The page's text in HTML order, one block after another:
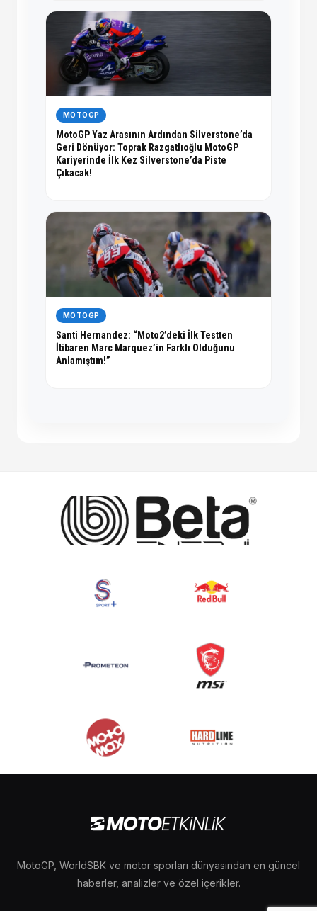
MOTOGP
MotoGP Yaz Arasının Ardından Silverstone’da
Geri Dönüyor: Toprak Razgatlıoğlu MotoGP
Kariyerinde İlk Kez Silverstone’da Piste
Çıkacak!
MOTOGP
Santi Hernandez: “Moto2’deki İlk Testten
İtibaren Marc Marquez’in Farklı Olduğunu
Anlamıştım!”
MotoGP, WorldSBK ve motor sporları dünyasından en güncel
haberler, analizler ve özel içerikler.